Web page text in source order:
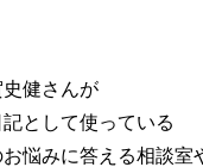
健さんが
として使っている
悩みに答える相談室